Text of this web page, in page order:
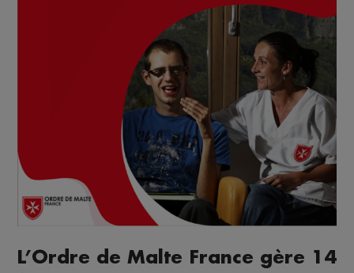
L’Ordre de Malte France gère 14